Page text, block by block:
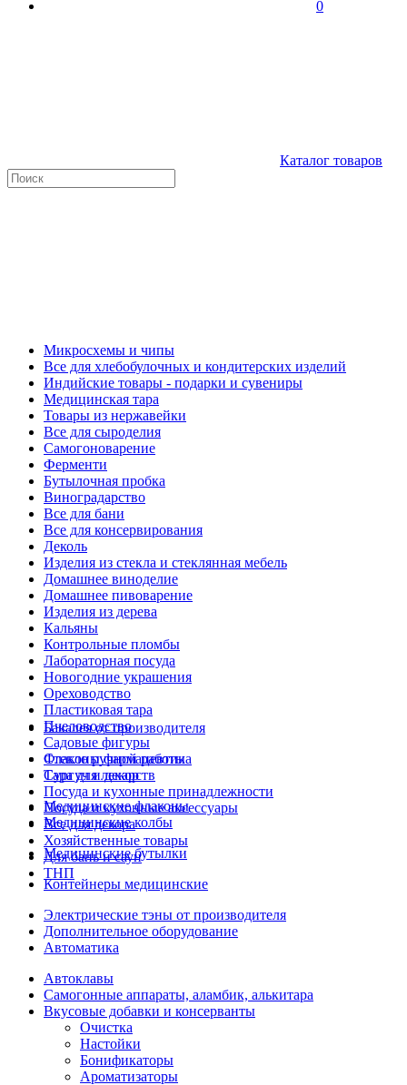
0
Каталог товаров
Микросхемы и чипы
Все для хлебобулочных и кондитерских изделий
Индийские товары - подарки и сувениры
Медицинская тара
Товары из нержавейки
Все для сыроделия
Самогоноварение
Ферменти
Бутылочная пробка
Виноградарство
Все для бани
Все для консервирования
Деколь
Изделия из стекла и стеклянная мебель
Домашнее виноделие
Домашнее пивоварение
Изделия из дерева
Кальяны
Контрольные пломбы
Лабораторная посуда
Новогодние украшения
Ореховодство
Пластиковая тара
Пчеловодство
Садовые фигуры
Стекло ручной работы
Сургуч и декор
Посуда и кухонные принадлежности
Посуда и кухонные аксессуары
Все для декора
Хозяйственные товары
Для бань и саун
ТНП
Бакалея от производителя
Флаконы фармацевтика
Тара для лекарств
Медицинские флаконы
Медицинские колбы
Медицинские бутылки
Контейнеры медицинские
Электрические тэны от производителя
Дополнительное оборудование
Автоматика
Автоклавы
Самогонные аппараты, аламбик, алькитара
Вкусовые добавки и консерванты
Очистка
Настойки
Бонификаторы
Ароматизаторы